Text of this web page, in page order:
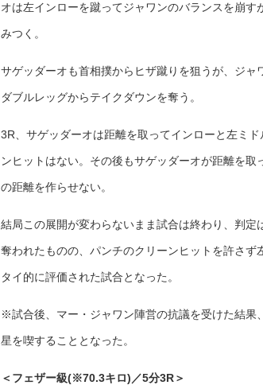
オは左インローを蹴ってジャワンのバランスを崩
みつく。
サゲッダーオも首相撲からヒザ蹴りを狙うが、ジ
ダブルレッグからテイクダウンを奪う。
3R、サゲッダーオは距離を取ってインローと左ミ
ンヒットはない。その後もサゲッダーオが距離を
の距離を作らせない。
結局この展開が変わらないまま試合は終わり、判
奪われたものの、パンチのクリーンヒットを許さ
タイ的に評価された試合となった。
※試合後、マー・ジャワン陣営の抗議を受けた結果
星を喫することとなった。
＜フェザー級(※70.3キロ)／5分3R＞